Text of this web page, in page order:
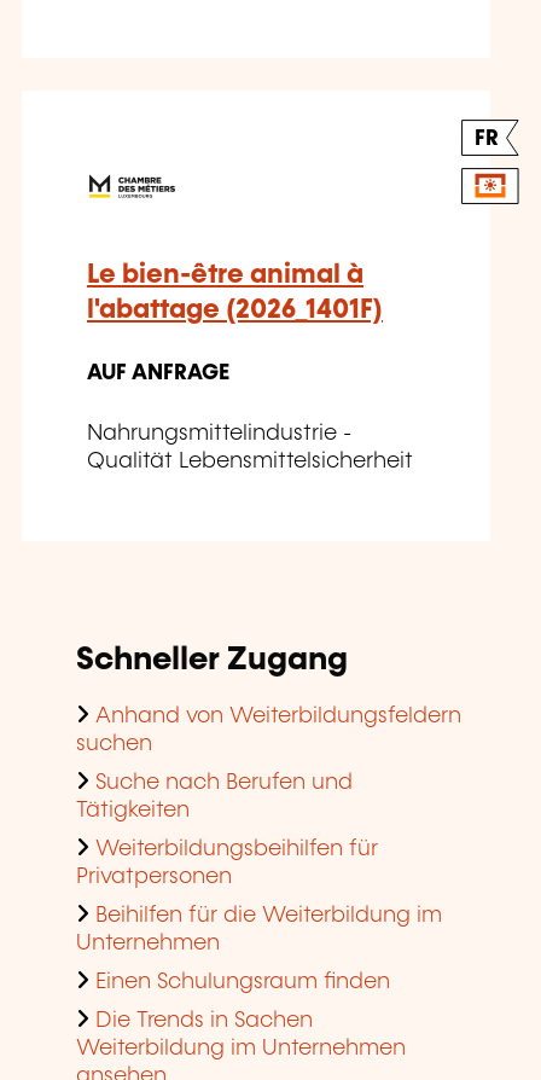
FR
Le bien-être animal à
l'abattage (2026_1401F)
AUF ANFRAGE
Nahrungsmittelindustrie -
Qualität Lebensmittelsicherheit
Schneller Zugang
Anhand von Weiterbildungsfeldern
suchen
Suche nach Berufen und
Tätigkeiten
Weiterbildungsbeihilfen für
Privatpersonen
Beihilfen für die Weiterbildung im
Unternehmen
Einen Schulungsraum finden
Die Trends in Sachen
Weiterbildung im Unternehmen